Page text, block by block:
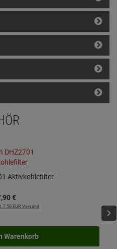
Aktivkohlefilter
90€
7.50 EUR Versand
Warenkorb